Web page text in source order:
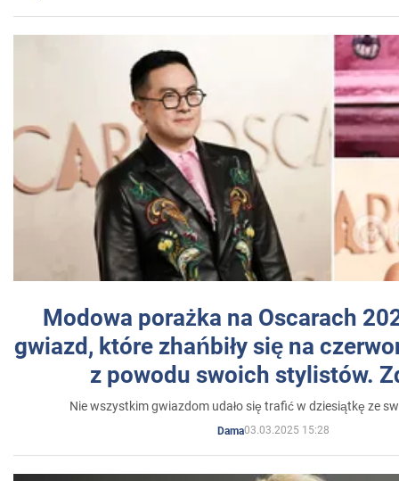
Modowa porażka na Oscarach
gwiazd, które zhańbiły się na
z powodu swoich stylistów.
Nie wszystkim gwiazdom udało się trafić w dziesiątkę ze
Dama03.03.2025 15:28